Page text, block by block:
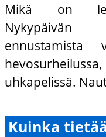
Mikä on
ennustamista
uhkapelissä.
Kuinka